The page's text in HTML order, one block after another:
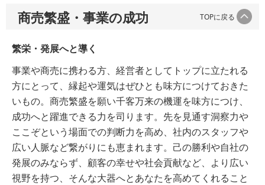
商売繁盛・事業の成功 TOPに戻る
繁栄・発展へと導く
事業や商売に携わる方、経営者としてトップに立たれる
方にとって、縁起や運気はぜひとも味方につけておきた
いもの。商売繁盛を願い千客万来の機運を味方につけ、
成功へと躍進できる力を司ります。先を見通す洞察力や
ここぞという場面での判断力を高め、社内のスタッフや
広い人脈など繋がりにも恵まれます。己の勝利や自社の
発展のみならず、顧客の幸せや社会貢献など、より広い
視野を持つ、そんな大器へとあなたを高めてくれること